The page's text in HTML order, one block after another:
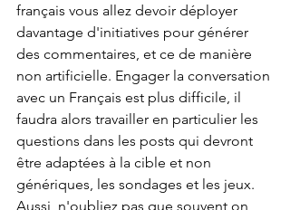
français vous allez devoir déployer
davantage d'initiatives pour générer
des commentaires, et ce de manière
non artificielle. Engager la conversation
avec un Français est plus difficile, il
faudra alors travailler en particulier les
questions dans les posts qui devront
être adaptées à la cible et non
génériques, les sondages et les jeux.
Aussi, n'oubliez pas que souvent on